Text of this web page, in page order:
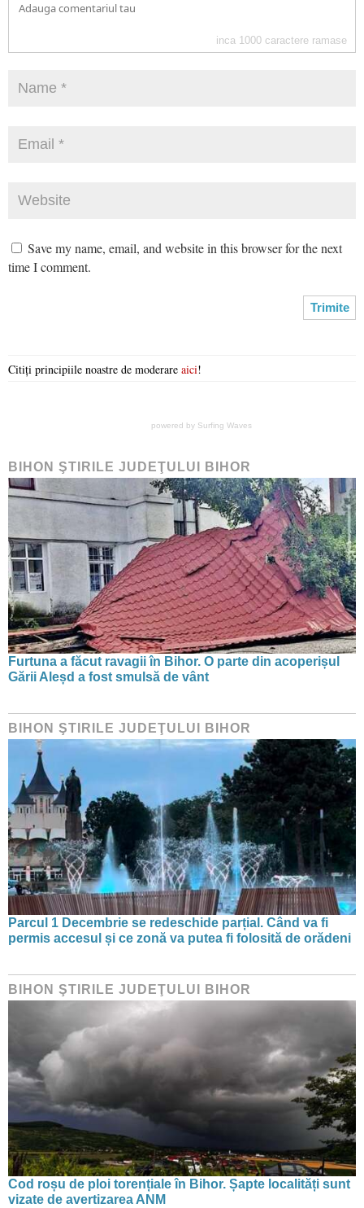
inca 1000 caractere ramase
Save my name, email, and website in this browser for the next
time I comment.
Citiți principiile noastre de moderare aici!
powered by Surfing Waves
BIHON ŞTIRILE JUDEŢULUI BIHOR
Furtuna a făcut ravagii în Bihor. O parte din acoperișul
Gării Aleșd a fost smulsă de vânt
BIHON ŞTIRILE JUDEŢULUI BIHOR
Parcul 1 Decembrie se redeschide parțial. Când va fi
permis accesul și ce zonă va putea fi folosită de orădeni
BIHON ŞTIRILE JUDEŢULUI BIHOR
Cod roșu de ploi torențiale în Bihor. Șapte localități sunt
vizate de avertizarea ANM